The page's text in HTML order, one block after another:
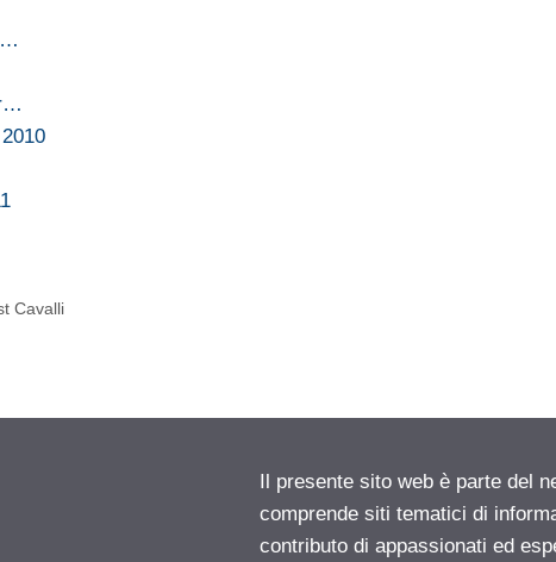
Cavalli
Il presente sito web è parte del
comprende siti tematici di
contributo di appassionati ed